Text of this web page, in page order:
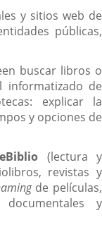
y sitios web de
públicas,
buscar libros o
informatizado de
explicar la
y opciones de
eBiblio (lectura y
revistas y
de películas,
y